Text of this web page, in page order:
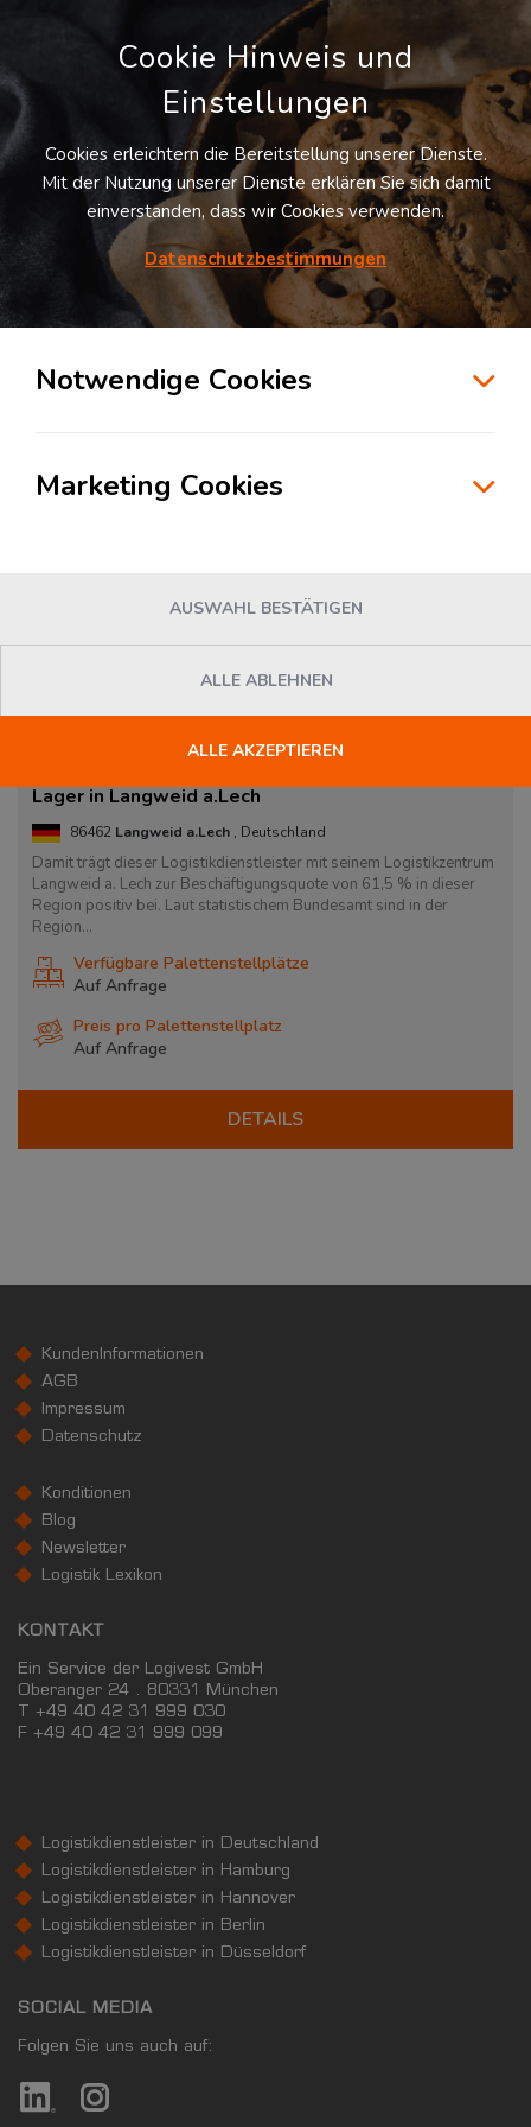
LOGIVISOR SUCHE
Lagerflächen in Langweid a.Lech
Lager in Langweid a.Lech
86462 Langweid a.Lech , Deutschland
Damit trägt dieser Logistikdienstleister mit seinem Logistikzentrum
Langweid a. Lech zur Beschäftigungsquote von 61,5 % in dieser
Region positiv bei. Laut statistischem Bundesamt sind in der
Region...
Verfügbare Palettenstellplätze
Auf Anfrage
Preis pro Palettenstellplatz
Auf Anfrage
DETAILS
KundenInformationen
AGB
Impressum
Datenschutz
Konditionen
Blog
Newsletter
Logistik Lexikon
KONTAKT
Ein Service der Logivest GmbH
Oberanger 24 . 80331 München
T +49 40 42 31 999 030
F +49 40 42 31 999 099
Logistikdienstleister in Deutschland
Logistikdienstleister in Hamburg
Logistikdienstleister in Hannover
Logistikdienstleister in Berlin
Logistikdienstleister in Düsseldorf
SOCIAL MEDIA
Folgen Sie uns auch auf:
Cookie Hinweis und
Einstellungen
Cookies erleichtern die Bereitstellung unserer Dienste.
Mit der Nutzung unserer Dienste erklären Sie sich damit
einverstanden, dass wir Cookies verwenden.
Datenschutzbestimmungen
Notwendige Cookies
Marketing Cookies
AUSWAHL BESTÄTIGEN
ALLE ABLEHNEN
ALLE AKZEPTIEREN